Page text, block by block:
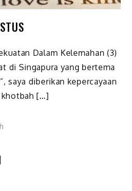
Dalam Kelemahan (3)
di Singapura yang bertema
saya diberikan kepercayaan
khotbah […]